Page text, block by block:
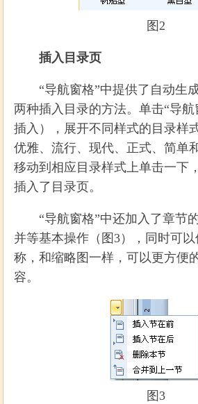
图2
插入目录页
“导航窗格”中提供了自动生
两种插入目录的方法。单击“导
插入），展开不同样式的目录样
优雅、流行、现代、正式、简单
移动到相应目录样式上单击一下
插入了目录页。
“导航窗格”中还加入了章节
并等基本操作（图3），同时可
称，和缩略图一样，可以更方便
容。
图3